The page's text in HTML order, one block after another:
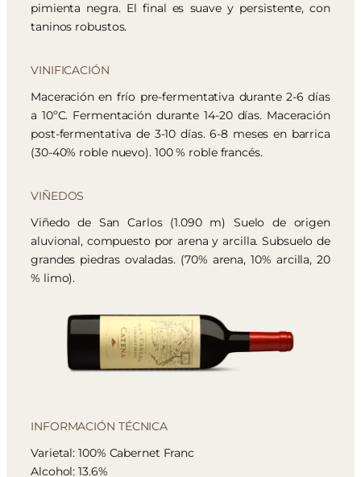
pimienta negra. El final es suave y persistente, con
taninos robustos.
VINIFICACIÓN
Maceración en frío pre-fermentativa durante 2-6 días
a 10ºC. Fermentación durante 14-20 días. Maceración
post-fermentativa de 3-10 días. 6-8 meses en barrica
(30-40% roble nuevo). 100 % roble francés.
VIÑEDOS
Viñedo de San Carlos (1.090 m) Suelo de origen
aluvional, compuesto por arena y arcilla. Subsuelo de
grandes piedras ovaladas. (70% arena, 10% arcilla, 20
% limo).
INFORMACIÓN TÉCNICA
Varietal: 100% Cabernet Franc
Alcohol: 13.6%